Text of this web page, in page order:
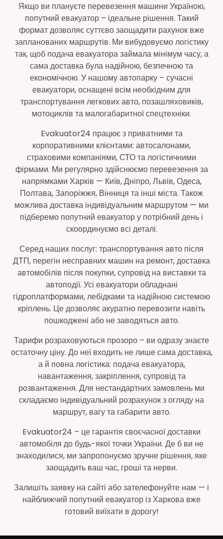
Якщо ви плануєте перевезення машини Україною,
попутний евакуатор – ідеальне рішення. Такий
формат дозволяє суттєво заощадити рахунок вже
запланованих маршрутів. Ми вибудовуємо логістику
так, щоб подача евакуатора займала мінімум часу, а
сама доставка була надійною, безпечною та
економічною. У нашому автопарку – сучасні
евакуатори, оснащені всім необхідним для
транспортування легкових авто, позашляховиків,
мотоциклів та малогабаритної спецтехніки.
Evakuator24 працює з приватними та
корпоративними клієнтами: автосалонами,
страховими компаніями, СТО та логістичними
фірмами. Ми регулярно здійснюємо перевезення за
напрямками Харків — Київ, Дніпро, Львів, Одеса,
Полтава, Запоріжжя, Вінниця та інші міста. Також
можлива доставка індивідуальним маршрутом — ми
підберемо попутний евакуатор у потрібний день і
скоординуємо всі деталі.
Серед наших послуг: транспортування авто після
ДТП, перегін несправних машин на ремонт, доставка
автомобілів після покупки, супровід на виставки та
автоподії. Усі евакуатори обладнані
гідроплатформами, лебідками та надійною системою
кріплень. Це дозволяє акуратно перевозити навіть
пошкоджені або не заводяться авто.
Тарифи розраховуються прозоро – ви одразу знаєте
остаточну ціну. До неї входить не лише сама доставка,
а й повна логістика: подача евакуатора,
навантаження, закріплення, супровід та
розвантаження. Для нестандартних замовлень ми
складаємо індивідуальний розрахунок з огляду на
маршрут, вагу та габарити авто.
Evakuator24 – це гарантія своєчасної доставки
автомобіля до будь-якої точки України. Де б ви не
знаходилися, ми запропонуємо зручне рішення, яке
заощадить ваш час, гроші та нерви.
Залишіть заявку на сайті або зателефонуйте нам — і
найближчий попутний евакуатор із Харкова вже
готовий виїхати в дорогу!